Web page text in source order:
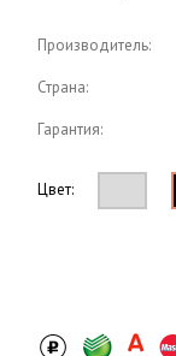
Производитель:
Страна:
Гарантия:
Цвет: